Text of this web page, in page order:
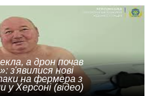
а дрон почав
з'явилися нові
на фермера з
у Херсоні (відео)